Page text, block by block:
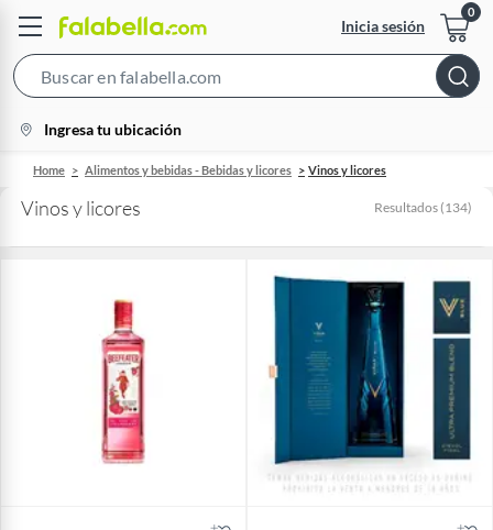
Inicia sesión
Bar
location-
icon
Ingresa tu ubicación
Home Alimentos y bebidas - Bebidas y licores Vinos y licores
Vinos y licores Resultados (134)